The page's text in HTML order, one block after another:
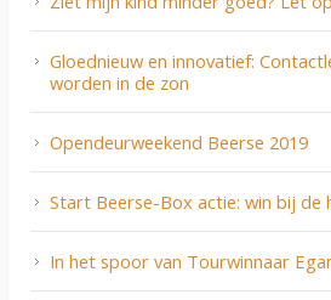
Gloednieuw en innovatief:
worden in de zon
Opendeurweekend Beerse 2019
Start Beerse-Box actie: win bij de
In het spoor van Tourwinnaar